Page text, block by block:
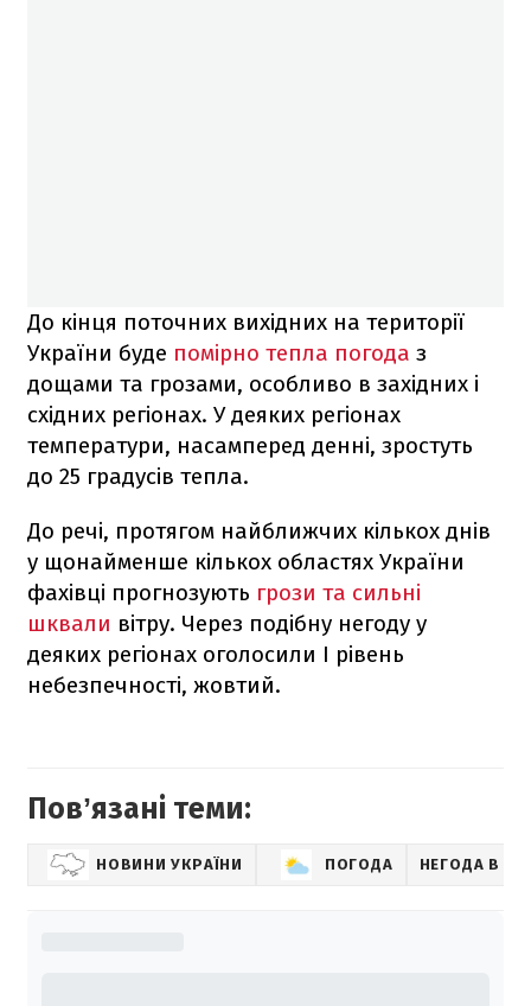
До кінця поточних вихідних на території
України буде помірно тепла погода з
дощами та грозами, особливо в західних і
східних регіонах. У деяких регіонах
температури, насамперед денні, зростуть
до 25 градусів тепла.
До речі, протягом найближчих кількох днів
у щонайменше кількох областях України
фахівці прогнозують грози та сильні
шквали вітру. Через подібну негоду у
деяких регіонах оголосили І рівень
небезпечності, жовтий.
Повʼязані теми:
НОВИНИ УКРАЇНИ ПОГОДА НЕГОДА В